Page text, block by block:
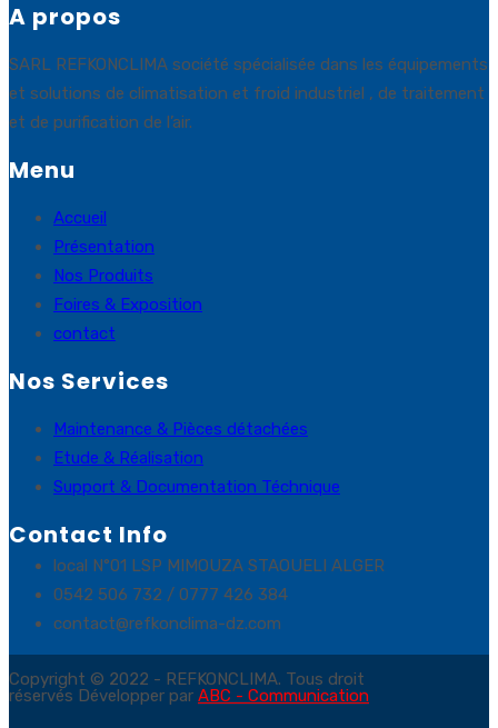
A propos
SARL REFKONCLIMA société spécialisée dans les équipements
et solutions de climatisation et froid industriel , de traitement
et de purification de l’air.
Menu
Accueil
Présentation
Nos Produits
Foires & Exposition
contact
Nos Services
Maintenance & Pièces détachées
Etude & Réalisation
Support & Documentation Téchnique
Contact Info
local N°01 LSP MIMOUZA STAOUELI ALGER
0542 506 732 / 0777 426 384
contact@refkonclima-dz.com
Copyright © 2022 - REFKONCLIMA. Tous droit
réservés Développer par ABC - Communication